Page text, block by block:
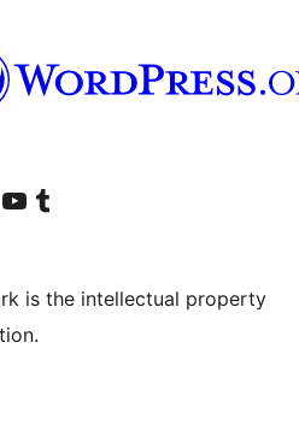
account
Visit our YouTube channel
造訪我們的 Tumblr 帳號
is the intellectual property